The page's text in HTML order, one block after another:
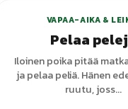
VAPAA-AIKA &
Pelaa
Iloinen poika pitää
ja pelaa peliä. Hänen
ruutu, joss...